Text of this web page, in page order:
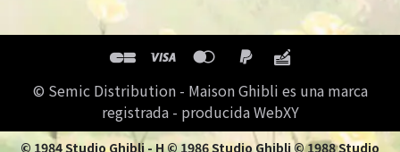
© Semic Distribution - Maison Ghibli es una marca
registrada - producida WebXY
© 1984 Studio Ghibli - H © 1986 Studio Ghibli © 1988 Studio